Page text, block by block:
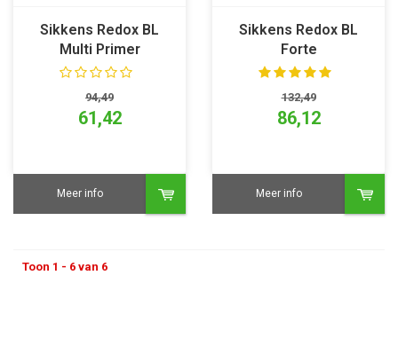
Sikkens Redox BL
Multi Primer
94,49
61,42
Meer info
Sikkens Redox BL
Forte
132,49
86,12
Meer info
Toon 1 - 6 van 6